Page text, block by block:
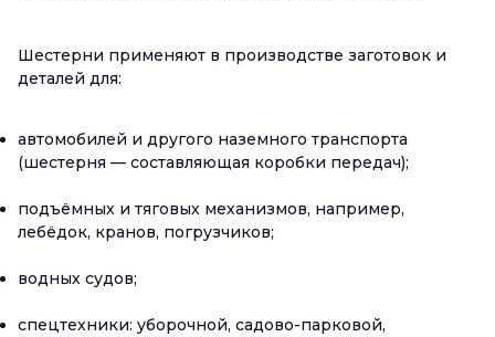
Шестерни применяют в производстве заготовок и
деталей для:
автомобилей и другого наземного транспорта
(шестерня — составляющая коробки передач);
подъёмных и тяговых механизмов, например,
лебёдок, кранов, погрузчиков;
водных судов;
спецтехники: уборочной, садово-парковой,